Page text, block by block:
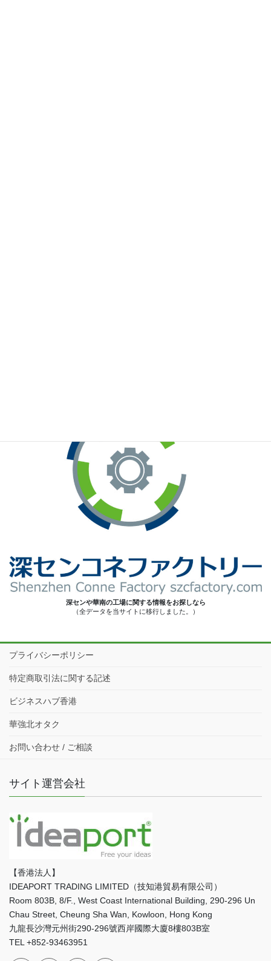
深センや華南の工場に関する情報をお探しなら
（全データを当サイトに移行しました。）
プライバシーポリシー
特定商取引法に関する記述
ビジネスハブ香港
華強北オタク
お問い合わせ / ご相談
サイト運営会社
【香港法人】
IDEAPORT TRADING LIMITED（技知港貿易有限公司）
Room 803B, 8/F., West Coast International Building, 290-296 Un
Chau Street, Cheung Sha Wan, Kowloon, Hong Kong
九龍長沙灣元州街290-296號西岸國際大廈8樓803B室
TEL +852-93463951